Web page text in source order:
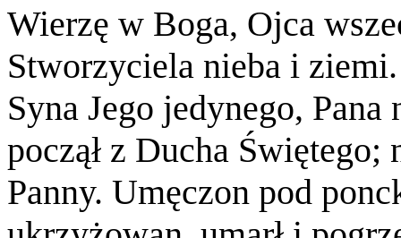
Wierzę w Boga, Ojca
Stworzyciela nieba i
Syna Jego jedynego,
począł z Ducha Świętego;
Panny. Umęczon pod